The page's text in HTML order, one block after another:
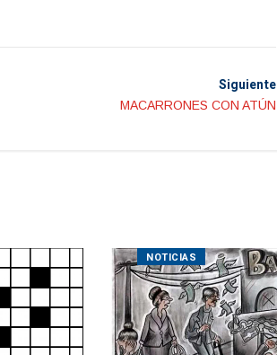
Siguiente
MACARRONES CON ATÚN
NOTICIAS